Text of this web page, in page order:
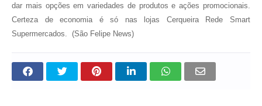
dar mais opções em variedades de produtos e ações promocionais.
Certeza de economia é só nas lojas Cerqueira Rede Smart
Supermercados. (São Felipe News)